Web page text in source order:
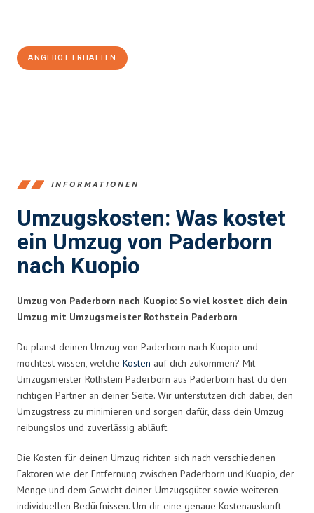
ANGEBOT ERHALTEN
INFORMATIONEN
Umzugskosten: Was kostet
ein Umzug von Paderborn
nach Kuopio
Umzug von Paderborn nach Kuopio: So viel kostet dich dein
Umzug mit Umzugsmeister Rothstein Paderborn
Du planst deinen Umzug von Paderborn nach Kuopio und
möchtest wissen, welche Kosten auf dich zukommen? Mit
Umzugsmeister Rothstein Paderborn aus Paderborn hast du den
richtigen Partner an deiner Seite. Wir unterstützen dich dabei, den
Umzugstress zu minimieren und sorgen dafür, dass dein Umzug
reibungslos und zuverlässig abläuft.
Die Kosten für deinen Umzug richten sich nach verschiedenen
Faktoren wie der Entfernung zwischen Paderborn und Kuopio, der
Menge und dem Gewicht deiner Umzugsgüter sowie weiteren
individuellen Bedürfnissen. Um dir eine genaue Kostenauskunft